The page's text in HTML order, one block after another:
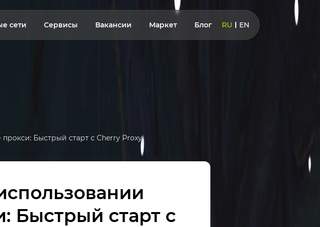
сети Сервисы Вакансии Маркет Блог RU EN
Быстрый старт с Cherry Proxy
Быстрый старт с